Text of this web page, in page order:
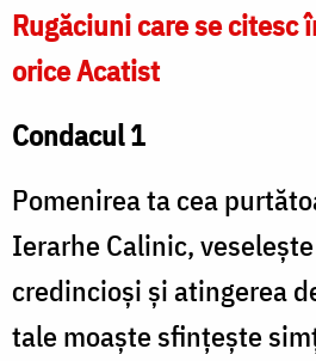
Rugăciuni care se citesc
orice Acatist
Condacul 1
Pomenirea ta cea
Ierarhe Calinic,
credincioși și atingerea
tale moaște sfințește